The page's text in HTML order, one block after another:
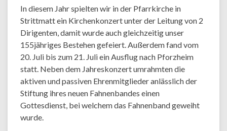
In diesem Jahr spielten wir in der Pfarrkirche in
Strittmatt ein Kirchenkonzert unter der Leitung von 2
Dirigenten, damit wurde auch gleichzeitig unser
155jähriges Bestehen gefeiert. Außerdem fand vom
20. Juli bis zum 21. Juli ein Ausflug nach Pforzheim
statt. Neben dem Jahreskonzert umrahmten die
aktiven und passiven Ehrenmitglieder anlässlich der
Stiftung ihres neuen Fahnenbandes einen
Gottesdienst, bei welchem das Fahnenband geweiht
wurde.